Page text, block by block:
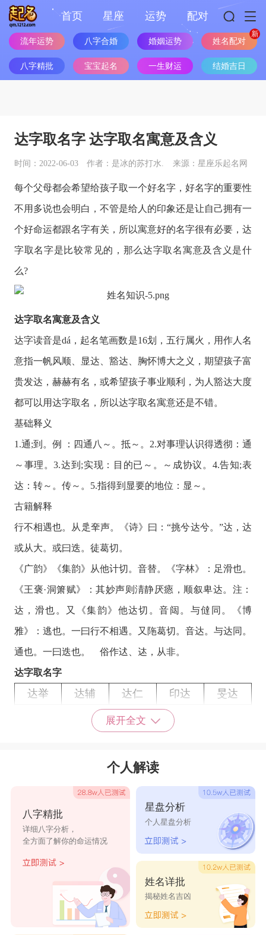
首页 星座 运势 配对
流年运势 八字合婚 婚姻运势 姓名配对
八字精批 宝宝起名 一生财运 结婚吉日
达字取名字 达字取名寓意及含义
时间：2022-06-03 作者：是冰的苏打水. 来源：星座乐起名网
每个父母都会希望给孩子取一个好名字，好名字的重要性
不用多说也会明白，不管是给人的印象还是让自己拥有一
个好命运都跟名字有关，所以寓意好的名字很有必要，达
字取名字是比较常见的，那么达字取名寓意及含义是什
么?
达字取名寓意及含义
达字读音是dá，起名笔画数是16划，五行属火，用作人名
意指一帆风顺、显达、豁达、胸怀博大之义，期望孩子富
贵发达，赫赫有名，或希望孩子事业顺利，为人豁达大度
都可以用达字取名，所以达字取名寓意还是不错。
基础释义
1.通;到。例 ：四通八～。抵～。2.对事理认识得透彻：通
～事理。3.达到;实现：目的已～。～成协议。4.告知;表
达：转～。传～。5.指得到显要的地位：显～。
古籍解释
行不相遇也。从辵羍声。《诗》曰：“挑兮达兮。”达，达
或从大。或曰迭。徒葛切。
《广韵》《集韵》从他计切。音替。《字林》：足滑也。
《王褒·洞箫赋》：其妙声则淸静厌瘱，顺叙卑达。注：
达，滑也。又《集韵》他达切。音闼。与㒓同。《博
雅》：逃也。一曰行不相遇。又陁葛切。音达。与达同。
通也。一曰迭也。 俗作迖、迏，从非。
达字取名字
达举 达辅 达仁 印达
旻达
瑜达 达闽 珞达
桥达
泽达 达壮 访达
达瑰
霎达
贤达
达裴
刊达
达司 达煜 献达
展开全文
个人解读
八字精批
详细八字分析，
全方面了解你的命运情况
星盘分析
个人星盘分析
姓名详批
揭秘姓名吉凶